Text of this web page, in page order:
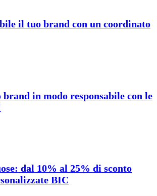
il tuo brand con un coordinato
in modo responsabile con le
dal 10% al 25% di sconto
BIC